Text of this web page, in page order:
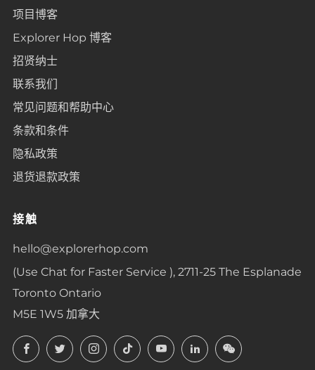
项目博客
Explorer Hop 博客
招贤纳士
联系我们
常见问题和帮助中心
条款和条件
隐私政策
退货退款政策
接触
hello@explorerhop.com
(Use Chat for Faster Service ), 2711-25 The Esplanade
Toronto Ontario
M5E 1W5 加拿大
FacebookTwitterInstagram
TikTokYouTubeLinkedInLinkedIn